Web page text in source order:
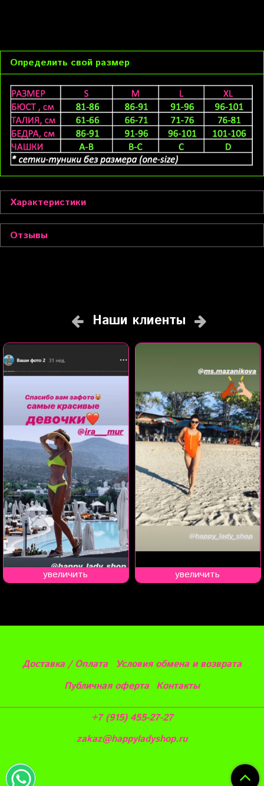
Определить свой размер
Характеристики
Отзывы
Наши клиенты
увеличить увеличить
Доставка / Оплата
Условия обмена и возврата
Публичная оферта Контакты
+7 (915) 455-27-27
zakaz@happyladyshop.ru